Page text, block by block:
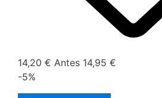
14,20 € Antes 14,95 €
-5%